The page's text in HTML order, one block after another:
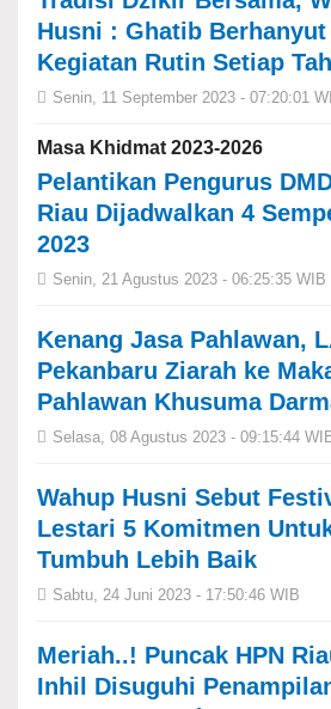
Husni : Ghatib Berhanyut
Kegiatan Rutin Setiap
Senin, 11 September 2023 - 07:20:01
Masa Khidmat 2023-2026
Pelantikan Pengurus
Riau Dijadwalkan 4
2023
Senin, 21 Agustus 2023 - 06:25:35 WIB
Kenang Jasa Pahlawan,
Pekanbaru Ziarah ke
Pahlawan Khusuma
Selasa, 08 Agustus 2023 - 09:15:44
Wahup Husni Sebut
Lestari 5 Komitmen
Tumbuh Lebih Baik
Sabtu, 24 Juni 2023 - 17:50:46 WIB
Meriah..! Puncak HPN
Inhil Disuguhi